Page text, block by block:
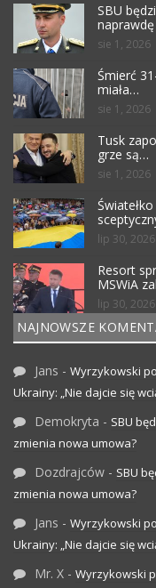
SBU
sie 1, 2026
Śmierć
miała…
sie 1, 2026
Tusk
grze są…
sie 1, 2026
lip 30, 2026
Resort
MSWiA
lip 30, 2026
NAJNOWSZE
Jans - Wyrzykowski
Ukrainy: „Nie dajcie się
Demokryta - SBU
zmienia nowa umowa?
Dozdrajców - SBU
zmienia nowa umowa?
Jans - Wyrzykowski
Ukrainy: „Nie dajcie się
Mr. X - Wyrzykowski